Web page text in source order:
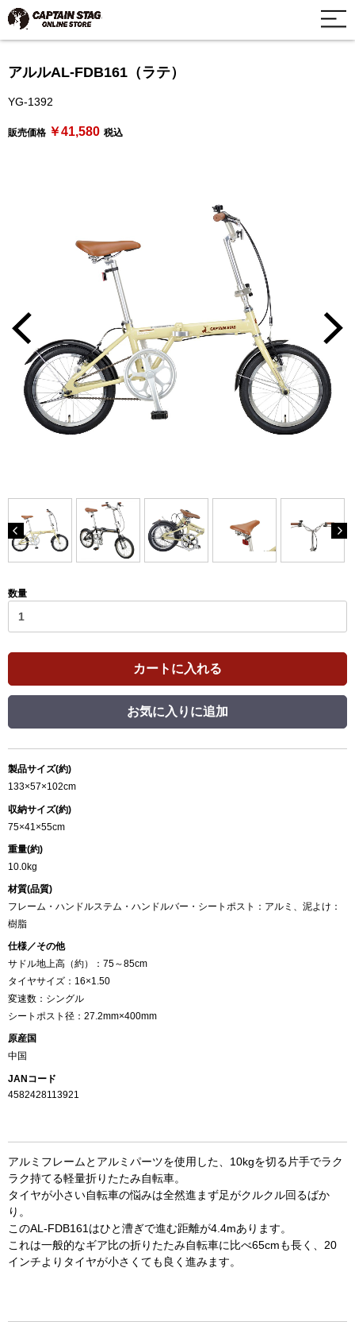
アルルAL-FDB161（ラテ）
YG-1392
販売価格 ￥41,580 税込
数量
カートに入れる
お買い物を続ける カートへ進む
お気に入りに追加
製品サイズ(約)
133×57×102cm
収納サイズ(約)
75×41×55cm
重量(約)
10.0kg
材質(品質)
フレーム・ハンドルステム・ハンドルバー・シートポスト：アルミ、泥よけ：
樹脂
仕様／その他
サドル地上高（約）：75～85cm
タイヤサイズ：16×1.50
変速数：シングル
シートポスト径：27.2mm×400mm
原産国
中国
JANコード
4582428113921
アルミフレームとアルミパーツを使用した、10kgを切る片手でラク
ラク持てる軽量折りたたみ自転車。
タイヤが小さい自転車の悩みは全然進まず足がクルクル回るばか
り。
このAL-FDB161はひと漕ぎで進む距離が4.4mあります。
これは一般的なギア比の折りたたみ自転車に比べ65cmも長く、20
インチよりタイヤが小さくても良く進みます。